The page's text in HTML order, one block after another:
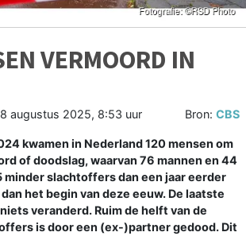
VERMOORD IN
augustus 2025, 8:53 uur Bron: CBS
kwamen in Nederland 120 mensen om
of doodslag, waarvan 76 mannen en 44
minder slachtoffers dan een jaar eerder
het begin van deze eeuw. De laatste
veranderd. Ruim de helft van de
is door een (ex-)partner gedood. Dit